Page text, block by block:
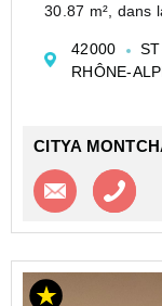
30.87 m², dans
résidence
fonctionnan...
42000
RHÔNE-
CITYA
Contacter